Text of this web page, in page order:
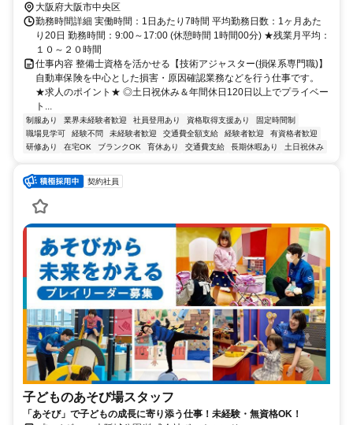
大阪府大阪市中央区
勤務時間詳細 実働時間：1日あたり7時間 平均勤務日数：1ヶ月あた
り20日 勤務時間：9:00～17:00 (休憩時間 1時間00分) ★残業月平均：
１０～２０時間
仕事内容 整備士資格を活かせる【技術アジャスター(損保系専門職)】
自動車保険を中心とした損害・原因確認業務などを行う仕事です。
★求人のポイント★ ◎土日祝休み＆年間休日120日以上でプライベー
ト...
制服あり 業界未経験者歓迎 社員登用あり 資格取得支援あり
固定時間制
職場見学可
経験不問 未経験者歓迎 交通費全額支給 経験者歓迎
有資格者歓迎
研修あり
在宅OK ブランクOK 育休あり 交通費支給 長期休暇あり 土日祝休み
契約社員
子どものあそび場スタッフ
「あそび」で子どもの成長に寄り添う仕事！未経験・無資格OK！